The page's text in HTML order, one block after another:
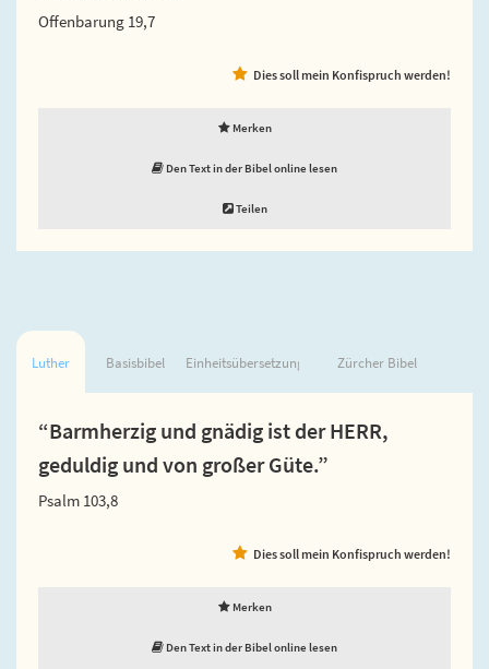
Offenbarung 19,7
Dies soll mein Konfispruch werden!
Merken
Den Text in der Bibel online lesen
Teilen
Luther Basisbibel Einheitsübersetzung Zürcher Bibel
“Barmherzig und gnädig ist der HERR,
geduldig und von großer Güte.”
Psalm 103,8
Dies soll mein Konfispruch werden!
Merken
Den Text in der Bibel online lesen